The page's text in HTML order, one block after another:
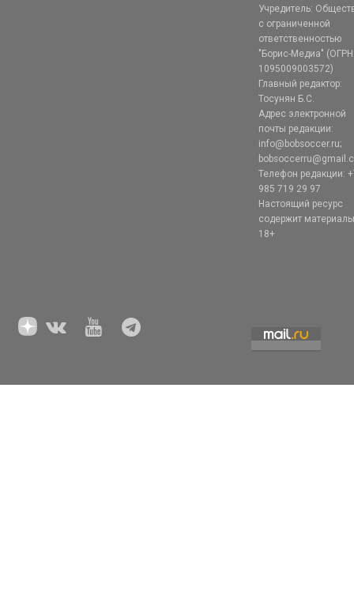
Учредитель:
с ограниченной
ответственностью
"Борис-Медиа" (ОГРН
1095009003572)
Главный редактор:
Тосунян Б.С.
Адрес электронной
почты редакции:
info@bobsoccer.ru;
Телефон редакции:
985 719 29 97
Настоящий ресурс
содержит
18+